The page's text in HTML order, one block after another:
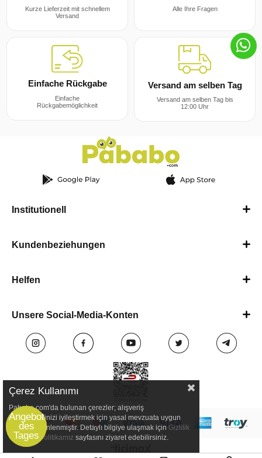
Kurze Lieferzeit mit schnellem
Versand
Alle Ihre Fragen
Einfache Rückgabe
Einfache
Rückgabemöglichkeit
Versand am selben Tag
Versand am selben Tag bis
12:00 Uhr
Institutionell
Kundenbeziehungen
Helfen
Unsere Social-Media-Konten
Çerez Kullanımı
Pababo.com'da bulunan çerezler; alışveriş
deneyimlerinizi iyileştirmek için yasal mevzuata uygun
olarak düzenlenmiştir. Detaylı bilgiye ulaşmak için Gizlilik
ve Çerez Politikamız sayfasını ziyaret edebilirsiniz.